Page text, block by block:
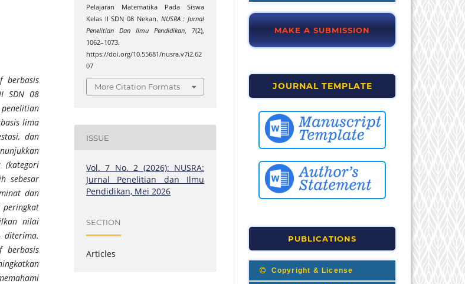
berbasis
SDN 08
lima
dan
(kategori
sebesar
dan
nilai
diterima.
berbasis
Pelajaran Matematika Pada Siswa
Kelas II SDN 08 Nekan. NUSRA : Jurnal
Penelitian Dan Ilmu Pendidikan, 7(2),
1062–1073.
https://doi.org/10.55681/nusra.v7i2.62
07
More Citation Formats
ISSUE
Vol. 7 No. 2 (2026): NUSRA:
Jurnal Penelitian dan Ilmu
Pendidikan, Mei 2026
SECTION
Articles
MAKE A SUBMISSION
JOURNAL TEMPLATE
PUBLICATIONS
Copyright & License